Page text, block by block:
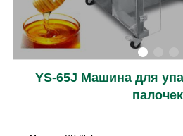
YS-65J Машина для
палочек